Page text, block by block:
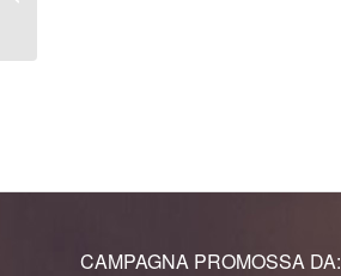
CAMPAGNA PROMOSSA DA: